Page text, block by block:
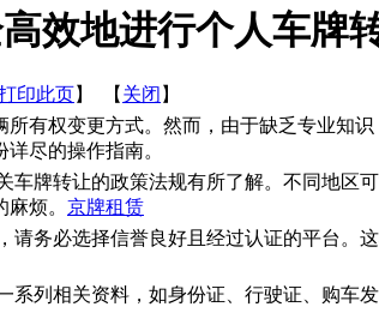
效地进行个人车牌
印此页】 【 关闭 】
有权变更方式。然而，由于缺乏专业知
尽的操作指南。
车牌转让的政策法规有所了解。不同地
烦。 京牌租赁
请务必选择信誉良好且经过认证的平台
系列相关资料，如身份证、行驶证、购